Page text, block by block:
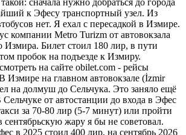
к Эфесу транспортный узел. Из
нет. Я ехал с пересадкой в Измире.
компании Metro Turizm от автовокзала
Измира. Билет стоил 180 лир, в пути
пробок на подъезде к Измиру.
на сайте obilet.com - рейсы
Измире на главном автовокзале (İzmir
на долмуш до Сельчука. Это заняло ещё
от автостанции до входа в Эфес
за 70-80 лир (5-7 минут) или пройти
жару я бы не советовал.
в 2025 стоил 400 лир, на сентябрь 2026